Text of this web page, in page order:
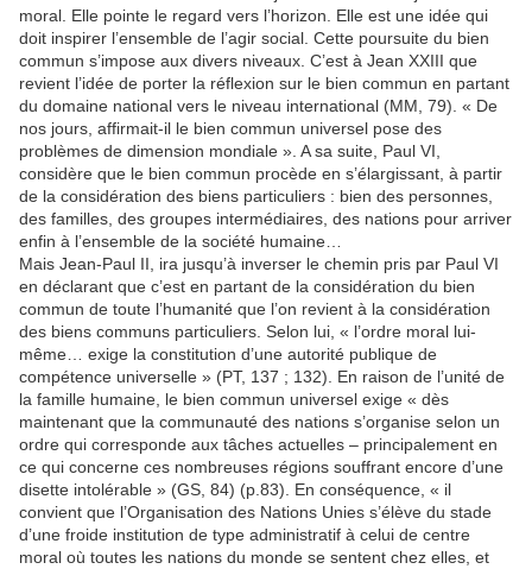
moral. Elle pointe le regard vers l’horizon. Elle est une idée qui
doit inspirer l’ensemble de l’agir social. Cette poursuite du bien
commun s’impose aux divers niveaux. C’est à Jean XXIII que
revient l’idée de porter la réflexion sur le bien commun en partant
du domaine national vers le niveau international (MM, 79). « De
nos jours, affirmait-il le bien commun universel pose des
problèmes de dimension mondiale ». A sa suite, Paul VI,
considère que le bien commun procède en s’élargissant, à partir
de la considération des biens particuliers : bien des personnes,
des familles, des groupes intermédiaires, des nations pour arriver
enfin à l’ensemble de la société humaine…
Mais Jean-Paul II, ira jusqu’à inverser le chemin pris par Paul VI
en déclarant que c’est en partant de la considération du bien
commun de toute l’humanité que l’on revient à la considération
des biens communs particuliers. Selon lui, « l’ordre moral lui-
même… exige la constitution d’une autorité publique de
compétence universelle » (PT, 137 ; 132). En raison de l’unité de
la famille humaine, le bien commun universel exige « dès
maintenant que la communauté des nations s’organise selon un
ordre qui corresponde aux tâches actuelles – principalement en
ce qui concerne ces nombreuses régions souffrant encore d’une
disette intolérable » (GS, 84) (p.83). En conséquence, « il
convient que l’Organisation des Nations Unies s’élève du stade
d’une froide institution de type administratif à celui de centre
moral où toutes les nations du monde se sentent chez elles, et